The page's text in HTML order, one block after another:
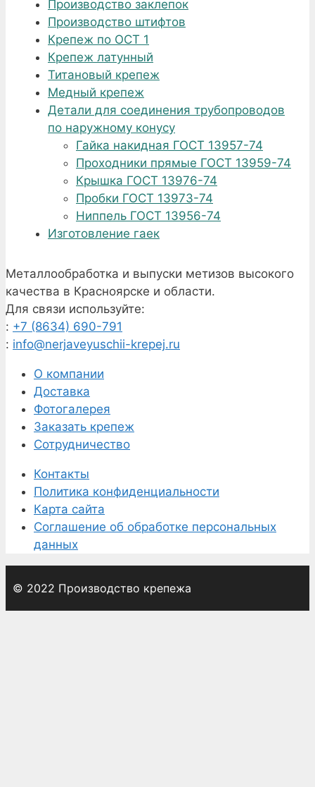
Производство заклепок
Производство штифтов
Крепеж по ОСТ 1
Крепеж латунный
Титановый крепеж
Медный крепеж
Детали для соединения трубопроводов
по наружному конусу
Гайка накидная ГОСТ 13957-74
Проходники прямые ГОСТ 13959-74
Крышка ГОСТ 13976-74
Пробки ГОСТ 13973-74
Ниппель ГОСТ 13956-74
Изготовление гаек
Металлообработка и выпуски метизов высокого
качества в Красноярске и области.
Для связи используйте:
: +7 (8634) 690-791
: info@nerjaveyuschii-krepej.ru
О компании
Доставка
Фотогалерея
Заказать крепеж
Сотрудничество
Контакты
Политика конфиденциальности
Карта сайта
Соглашение об обработке персональных
данных
© 2022 Производство крепежа